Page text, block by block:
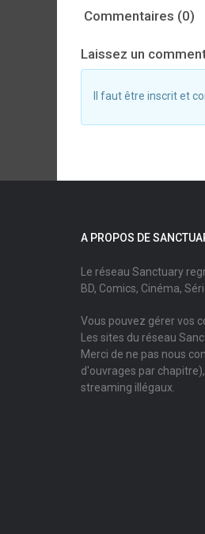
Commentaires (0)
Laissez un
Il faut être inscrit et
A PROPOS DE
Le réseau Sanctuary
BD, Comics, Cinéma,
Vous pouvez gérer vos
Les sites du réseau
Merci de ne pas nous
d'ouvrages par
streaming illégaux.